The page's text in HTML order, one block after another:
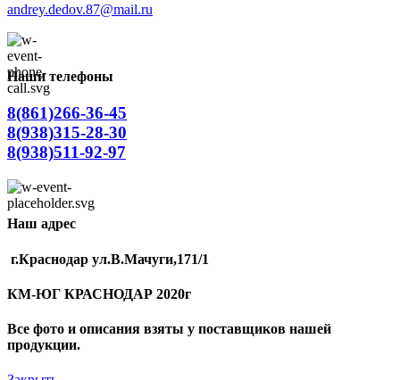
andrey.dedov.87@mail.ru
Наши телефоны
8(861)266-36-45
8(938)315-28-30
8(938)511-92-97
Наш адрес
г.Краснодар ул.В.Мачуги,171/1
КМ-ЮГ КРАСНОДАР 2020г
Все фото и описания взяты у поставщиков нашей
продукции.